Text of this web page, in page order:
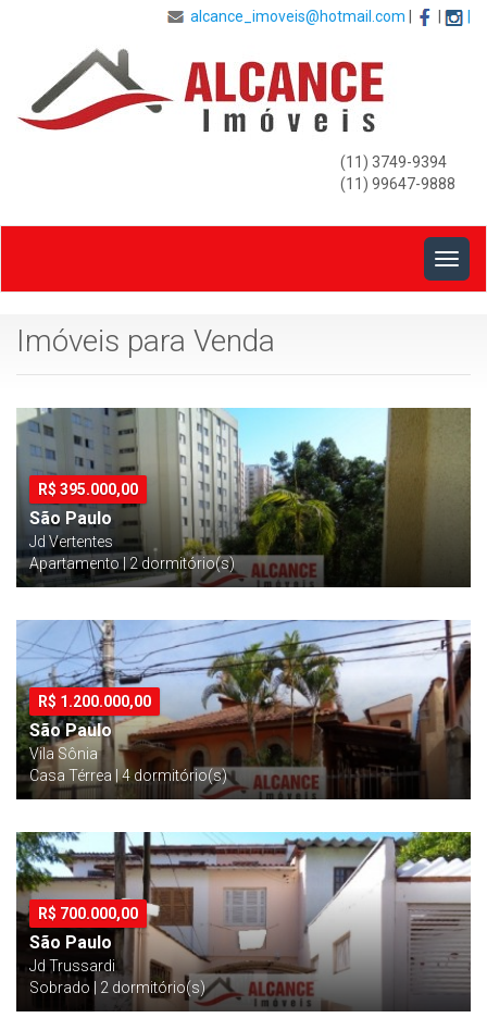
alcance_imoveis@hotmail.com
(11) 3749-9394
(11) 99647-9888
Imóveis para Venda
R$ 395.000,00
São Paulo
Jd Vertentes
Apartamento | 2 dormitório(s)
R$ 1.200.000,00
São Paulo
Vila Sônia
Casa Térrea | 4 dormitório(s)
R$ 700.000,00
São Paulo
Jd Trussardi
Sobrado | 2 dormitório(s)